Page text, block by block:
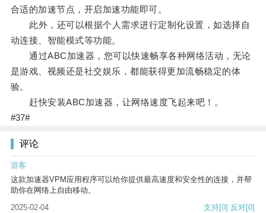
合适的加速节点，开启加速功能即可。
此外，还可以根据个人需求进行定制化设置，如选择自
动连接、智能模式等功能。
通过ABC加速器，您可以快速畅享各种网络活动，无论
是游戏、视频还是社交娱乐，都能获得更加流畅稳定的体
验。
赶快安装ABC加速器，让网络速度飞起来吧！。
#37#
评论
游客
这款加速器VPM应用程序可以给你提供最高速度和安全性的连接，并帮
助你在网络上自由移动。
2025-02-04
支持[0] 反对[0]